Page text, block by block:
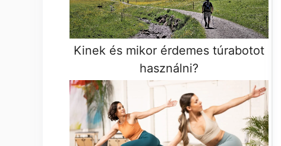
Kinek és mikor érdemes túrabotot
használni?